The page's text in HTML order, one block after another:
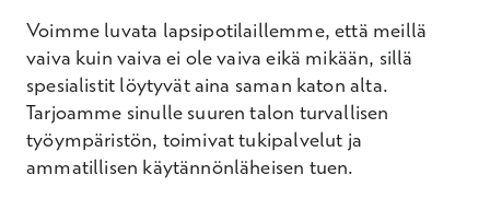
Voimme luvata lapsipotilaillemme, että meillä
vaiva kuin vaiva ei ole vaiva eikä mikään, sillä
spesialistit löytyvät aina saman katon alta.
Tarjoamme sinulle suuren talon turvallisen
työympäristön, toimivat tukipalvelut ja
ammatillisen käytännönläheisen tuen.